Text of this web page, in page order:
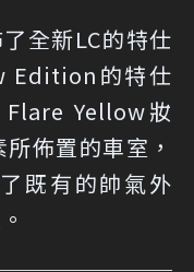
全新LC的特仕
Edition的特仕
Yellow妝
佈置的車室，
既有的帥氣外